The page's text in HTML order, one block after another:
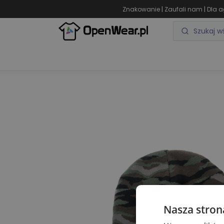
Znakowanie | Zaufali nam | Dla
Nasza